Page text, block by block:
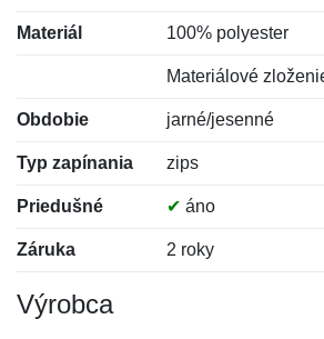
Materiál 100% polyester
Materiálové
Obdobie jarné/jesenné
Typ zapínania zips
Priedušné ✔ áno
Záruka 2 roky
Výrobca